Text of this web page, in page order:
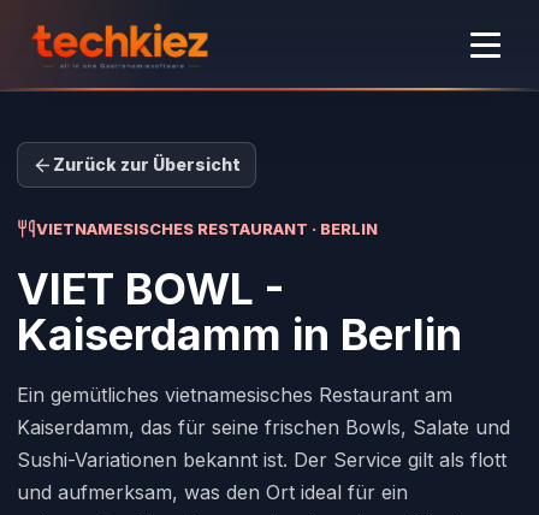
Zurück zur Übersicht
VIETNAMESISCHES RESTAURANT · BERLIN
VIET BOWL -
Kaiserdamm in Berlin
Ein gemütliches vietnamesisches Restaurant am
Kaiserdamm, das für seine frischen Bowls, Salate und
Sushi-Variationen bekannt ist. Der Service gilt als flott
und aufmerksam, was den Ort ideal für ein